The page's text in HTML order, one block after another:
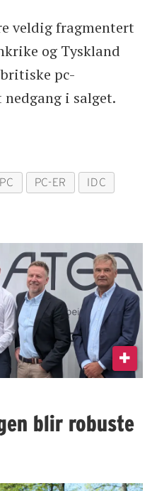
veldig fragmentert
og Tyskland
pc-
i salget.
PC-ER IDC
blir robuste